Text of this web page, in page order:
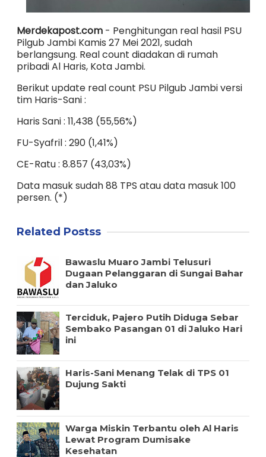
Merdekapost.com- Penghitungan real hasil PSU
Pilgub Jambi Kamis 27 Mei 2021, sudah
berlangsung. Real count diadakan di rumah
pribadi Al Haris, Kota Jambi.
Berikut update real count PSU Pilgub Jambi versi
tim Haris-Sani :
Haris Sani : 11,438 (55,56%)
FU-Syafril : 290 (1,41%)
CE-Ratu : 8.857 (43,03%)
Data masuk sudah 88 TPS atau data masuk 100
persen. (*)
Related Postss
Bawaslu Muaro Jambi Telusuri
Dugaan Pelanggaran di Sungai Bahar
dan Jaluko
Terciduk, Pajero Putih Diduga Sebar
Sembako Pasangan 01 di Jaluko Hari
ini
Haris-Sani Menang Telak di TPS 01
Dujung Sakti
Warga Miskin Terbantu oleh Al Haris
Lewat Program Dumisake
Kesehatan